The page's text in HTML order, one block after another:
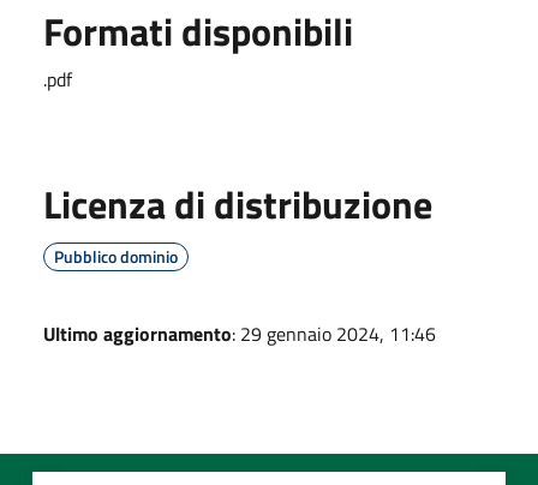
Formati disponibili
.pdf
Licenza di distribuzione
Pubblico dominio
Ultimo aggiornamento: 29 gennaio 2024, 11:46